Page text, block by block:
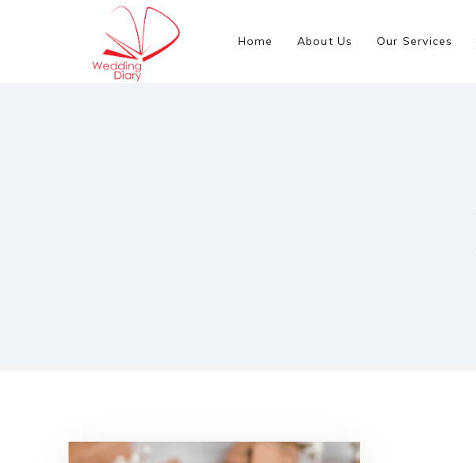
Home About Us Our Services